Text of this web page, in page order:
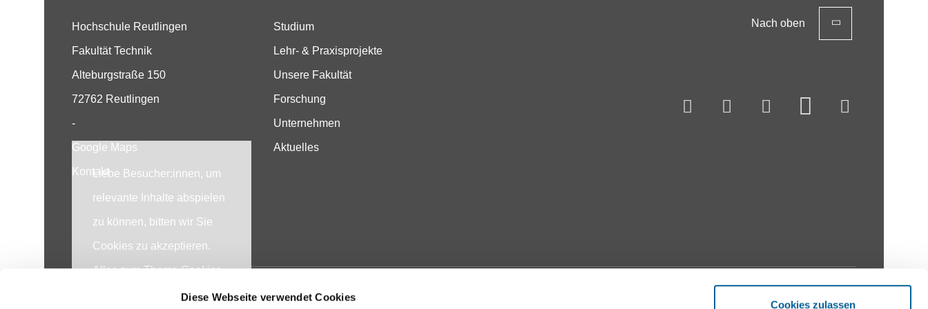
Diese Webseite verwendet Cookies
Cookies zulassen
Nach oben
Hochschule Reutlingen
Fakultät Technik
Alteburgstraße 150
72762 Reutlingen
-
Google Maps
KontaktLiebe Besucher:innen, um
relevante Inhalte abspielen
zu können, bitten wir Sie
Cookies zu akzeptieren.
Alles zum Thema Cookies
und personenbezogene
Studium
Lehr- & Praxisprojekte
Unsere Fakultät
Forschung
Unternehmen
Aktuelles
Datenschutzerklärung Sitemap Kontakt & Anfahrt